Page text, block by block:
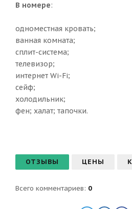
В номере:
одноместная кровать;
ванная комната;
сплит-система;
телевизор;
интернет Wi-Fi;
сейф;
холодильник;
фен; халат; тапочки.
ОТЗЫВЫ ЦЕНЫ
Всего комментариев: 0